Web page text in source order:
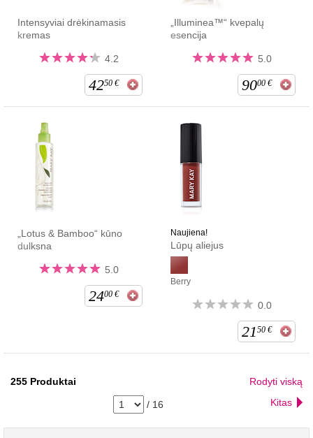
Intensyviai drėkinamasis
kremas
4.2
4250 €
„Illuminea™“ kvepalų
esencija
5.0
9000 €
„Lotus & Bamboo“ kūno
dulksna
5.0
2400 €
Naujiena!
Lūpų aliejus
Berry
0.0
2150 €
255 Produktai Rodyti viską
/ 16 Kitas